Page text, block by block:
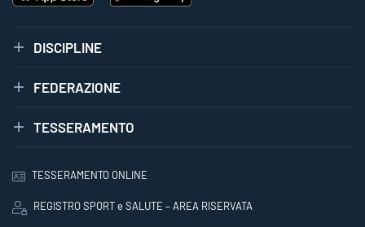
DISCIPLINE
FEDERAZIONE
TESSERAMENTO
TESSERAMENTO ONLINE
REGISTRO SPORT e SALUTE – AREA RISERVATA